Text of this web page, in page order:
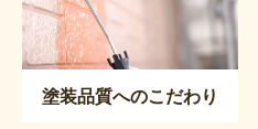
塗装品質へのこだわり